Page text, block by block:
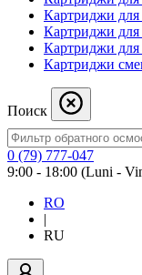
Картриджи
Картриджи для
Картриджи для
Картриджи
Поиск
0 (79) 777-047
9:00 - 18:00 (Luni -
RO
|
RU